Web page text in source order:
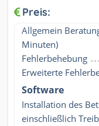
Preis:
Allgemein
Minuten)
Fehlerbehebung
Erweiterte
Software
Installation des
einschließlich